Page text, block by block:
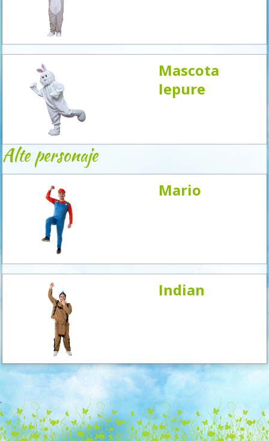
Mascota
Iepure
Alte personaje
Mario
Indian